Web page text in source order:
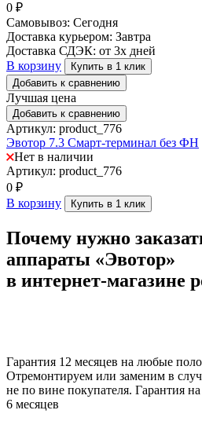
0 ₽
Самовывоз: Сегодня
Доставка курьером: Завтра
Доставка СДЭК: от 3х дней
В корзину
Купить в 1 клик
Добавить к сравнению
Лучшая цена
Добавить к сравнению
Артикул: product_776
Эвотор 7.3 Смарт-терминал без ФН
Нет в наличии
Артикул: product_776
0 ₽
В корзину
Купить в 1 клик
Почему нужно
аппараты «Эвотор»
в интернет-магазине
Гарантия 12 месяцев на любые
Отремонтируем или заменим в
не по вине покупателя. Гарантия
6 месяцев